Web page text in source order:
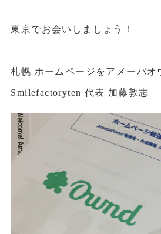
東京でお会いしましょう！
札幌 ホームページをアメーバオ
Smilefactoryten 代表 加藤敦志